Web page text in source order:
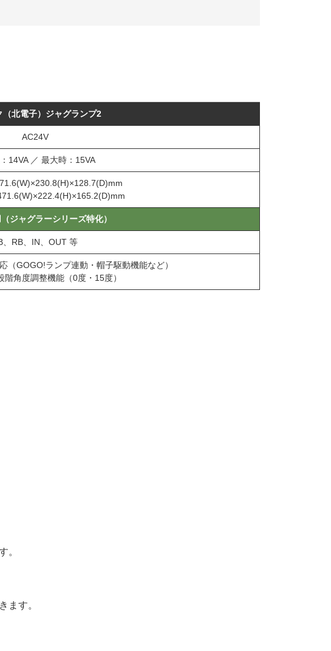
（北電子）ジャグランプ2
AC24V
14VA ／ 最大時：15VA
ジャグラーシリーズ特化）
、RB、IN、OUT 等
（GOGO!ランプ連動・帽子駆動機能など）
階角度調整機能（0度・15度）
。
ます。